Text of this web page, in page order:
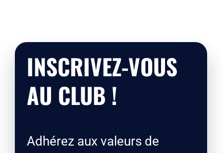
INSCRIVEZ-VOUS
AU CLUB !
Adhérez aux valeurs de